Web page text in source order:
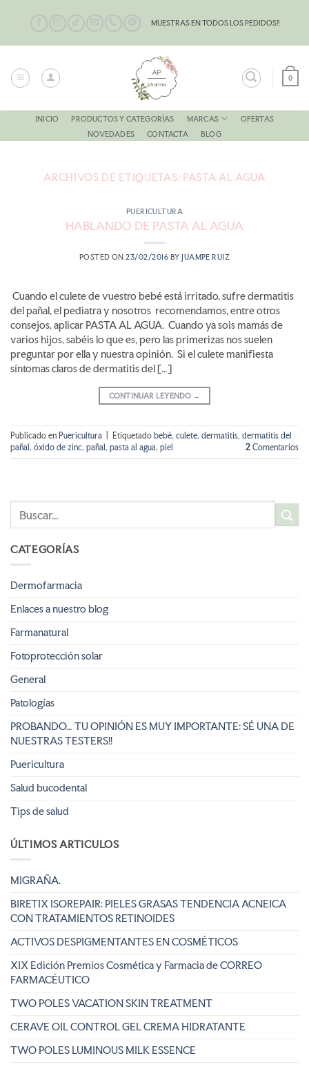
contenido
MUESTRAS EN TODOS LOS PEDIDOS!!
0
INICIO PRODUCTOS Y CATEGORÍAS MARCAS
OFERTAS
NOVEDADES
CONTACTA BLOG
ARCHIVOS DE ETIQUETAS: PASTA AL AGUA
PUERICULTURA
HABLANDO DE PASTA AL AGUA
POSTED ON23/02/2016 BYJUAMPE RUIZ
Cuando el culete de vuestro bebé está irritado, sufre dermatitis
del pañal, el pediatra y nosotros recomendamos, entre otros
consejos, aplicar PASTA AL AGUA. Cuando ya sois mamás de
varios hijos, sabéis lo que es, pero las primerizas nos suelen
preguntar por ella y nuestra opinión. Si el culete manifiesta
síntomas claros de dermatitis del […]
CONTINUAR LEYENDO →
Publicado en Puericultura Etiquetado bebé, culete, dermatitis, dermatitis del
pañal, óxido de zinc, pañal, pasta al agua, piel 2 Comentarios
CATEGORÍAS
Dermofarmacia
Enlaces a nuestro blog
Farmanatural
Fotoprotección solar
General
Patologías
PROBANDO… TU OPINIÓN ES MUY IMPORTANTE: SÉ UNA DE
NUESTRAS TESTERS!!
Puericultura
Salud bucodental
Tips de salud
ÚLTIMOS ARTICULOS
MIGRAÑA.
BIRETIX ISOREPAIR: PIELES GRASAS TENDENCIA ACNEICA
CON TRATAMIENTOS RETINOIDES
ACTIVOS DESPIGMENTANTES EN COSMÉTICOS
XIX Edición Premios Cosmética y Farmacia de CORREO
FARMACÉUTICO
TWO POLES VACATION SKIN TREATMENT
CERAVE OIL CONTROL GEL CREMA HIDRATANTE
TWO POLES LUMINOUS MILK ESSENCE